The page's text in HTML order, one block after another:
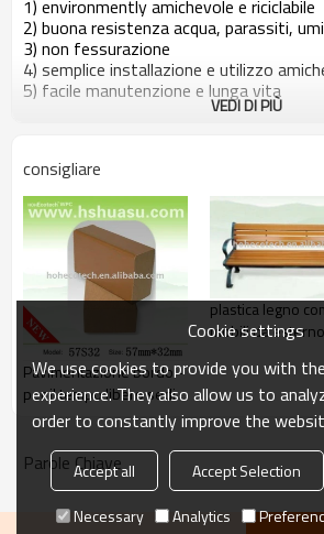
1) environmently amichevole e riciclabile
2) buona resistenza acqua, parassiti,
3) non fessurazione
4) semplice installazione e utilizzo
5) facile manutenzione e lunga vita
7. tutti hoh products ecotech sono
8. wpc parametri di prova:
9. lato posteriore della sauna bordo
VEDI DI PIÙ
consigliare
Pavimentazione bordo -
per il tempo libero sedia
in materiale da
plastica legno
mobili da esterno
Parole Chiave
Cookie settings
We use cookies to provide you with
experience. They also allow us to
order to constantly improve the
Accept all Accept Selection
Necessary
Analytics